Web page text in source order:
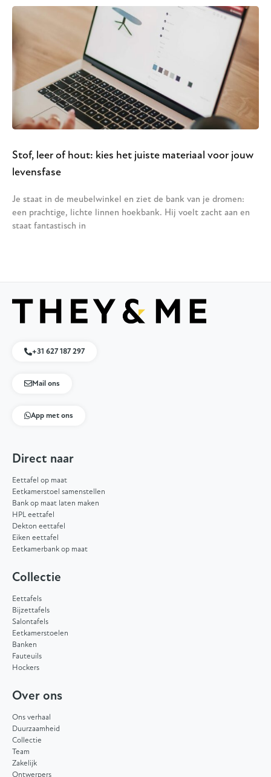
Stof, leer of hout: kies het juiste materiaal voor jouw
levensfase
Je staat in de meubelwinkel en ziet de bank van je dromen:
een prachtige, lichte linnen hoekbank. Hij voelt zacht aan en
staat fantastisch in
+31 627 187 297
Mail ons
App met ons
Direct naar
Eettafel op maat
Eetkamerstoel samenstellen
Bank op maat laten maken
HPL eettafel
Dekton eettafel
Eiken eettafel
Eetkamerbank op maat
Collectie
Eettafels
Bijzettafels
Salontafels
Eetkamerstoelen
Banken
Fauteuils
Hockers
Over ons
Ons verhaal
Duurzaamheid
Collectie
Team
Zakelijk
Ontwerpers